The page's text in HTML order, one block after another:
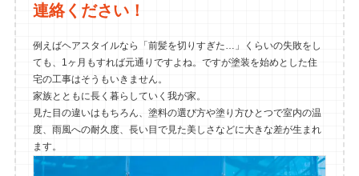
連絡ください！
例えばヘアスタイルなら「前髪を切りすぎた…」くらいの失敗をし
ても、1ヶ月もすれば元通りですよね。ですが塗装を始めとした住
宅の工事はそうもいきません。
家族とともに長く暮らしていく我が家。
見た目の違いはもちろん、塗料の選び方や塗り方ひとつで室内の温
度、雨風への耐久度、長い目で見た美しさなどに大きな差が生まれ
ます。